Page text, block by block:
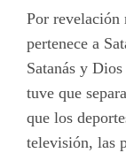
Por revelación
pertenece a
Satanás y
tuve que
que los
televisión, las